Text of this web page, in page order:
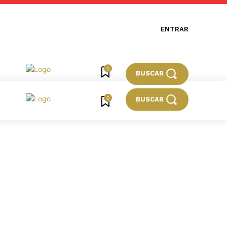
ENTRAR
0
BUSCAR
CULTURA
0 BUSCAR